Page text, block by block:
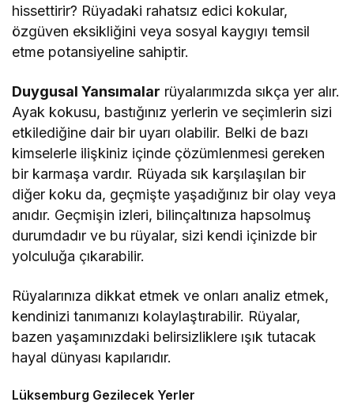
hissettirir? Rüyadaki rahatsız edici kokular,
özgüven eksikliğini veya sosyal kaygıyı temsil
etme potansiyeline sahiptir.
Duygusal Yansımalar rüyalarımızda sıkça yer alır.
Ayak kokusu, bastığınız yerlerin ve seçimlerin sizi
etkilediğine dair bir uyarı olabilir. Belki de bazı
kimselerle ilişkiniz içinde çözümlenmesi gereken
bir karmaşa vardır. Rüyada sık karşılaşılan bir
diğer koku da, geçmişte yaşadığınız bir olay veya
anıdır. Geçmişin izleri, bilinçaltınıza hapsolmuş
durumdadır ve bu rüyalar, sizi kendi içinizde bir
yolculuğa çıkarabilir.
Rüyalarınıza dikkat etmek ve onları analiz etmek,
kendinizi tanımanızı kolaylaştırabilir. Rüyalar,
bazen yaşamınızdaki belirsizliklere ışık tutacak
hayal dünyası kapılarıdır.
Lüksemburg Gezilecek Yerler